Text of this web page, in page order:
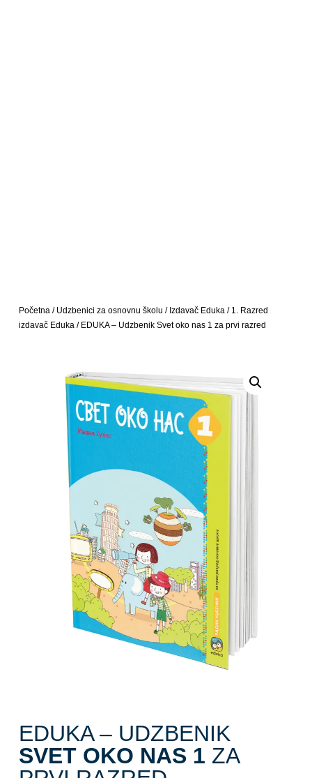
Početna/ Udzbenici za osnovnu školu / Izdavač Eduka/ 1. Razred
izdavač Eduka/ EDUKA – Udzbenik Svet oko nas 1 za prvi razred
EDUKA – UDZBENIK
SVET OKO NAS 1 ZA